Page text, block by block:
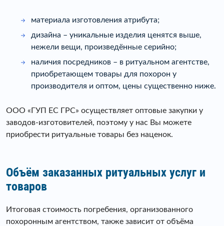
материала изготовления атрибута;
дизайна – уникальные изделия ценятся выше,
нежели вещи, произведëнные серийно;
наличия посредников – в ритуальном агентстве,
приобретающем товары для похорон у
производителя и оптом, цены существенно ниже.
ООО «ГУП ЕС ГРС» осуществляет оптовые закупки у
заводов-изготовителей, поэтому у нас Вы можете
приобрести ритуальные товары без наценок.
Объём заказанных ритуальных услуг и
товаров
Итоговая стоимость погребения, организованного
похоронным агентством, также зависит от объëма